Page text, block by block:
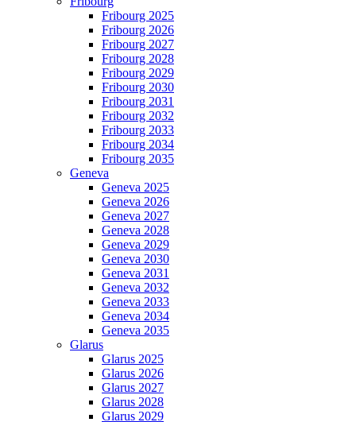
Fribourg 2025
Fribourg 2026
Fribourg 2027
Fribourg 2028
Fribourg 2029
Fribourg 2030
Fribourg 2031
Fribourg 2032
Fribourg 2033
Fribourg 2034
Fribourg 2035
Geneva
Geneva 2025
Geneva 2026
Geneva 2027
Geneva 2028
Geneva 2029
Geneva 2030
Geneva 2031
Geneva 2032
Geneva 2033
Geneva 2034
Geneva 2035
Glarus
Glarus 2025
Glarus 2026
Glarus 2027
Glarus 2028
Glarus 2029